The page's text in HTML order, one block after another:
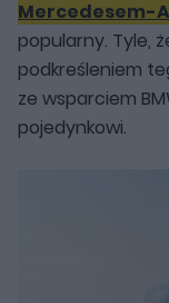
Mercedesem-
popularny. Tyle,
podkreśleniem
ze wsparciem
pojedynkowi.